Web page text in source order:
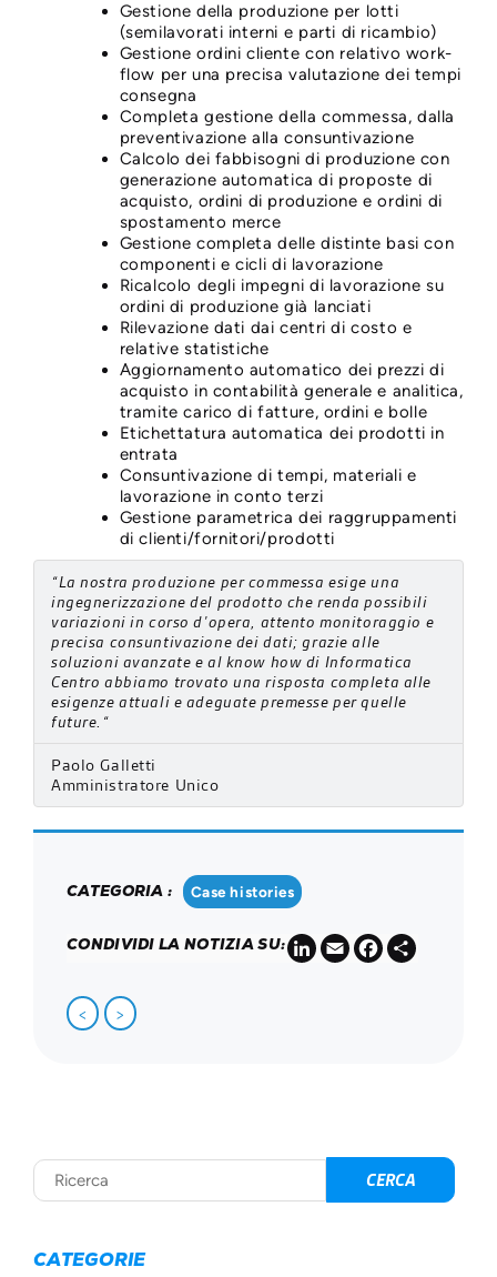
Gestione della produzione per lotti
(semilavorati interni e parti di ricambio)
Gestione ordini cliente con relativo work-
flow per una precisa valutazione dei tempi
consegna
Completa gestione della commessa, dalla
preventivazione alla consuntivazione
Calcolo dei fabbisogni di produzione con
generazione automatica di proposte di
acquisto, ordini di produzione e ordini di
spostamento merce
Gestione completa delle distinte basi con
componenti e cicli di lavorazione
Ricalcolo degli impegni di lavorazione su
ordini di produzione già lanciati
Rilevazione dati dai centri di costo e
relative statistiche
Aggiornamento automatico dei prezzi di
acquisto in contabilità generale e analitica,
tramite carico di fatture, ordini e bolle
Etichettatura automatica dei prodotti in
entrata
Consuntivazione di tempi, materiali e
lavorazione in conto terzi
Gestione parametrica dei raggruppamenti
di clienti/fornitori/prodotti
“La nostra produzione per commessa esige una
ingegnerizzazione del prodotto che renda possibili
variazioni in corso d’opera, attento monitoraggio e
precisa consuntivazione dei dati; grazie alle
soluzioni avanzate e al know how di Informatica
Centro abbiamo trovato una risposta completa alle
esigenze attuali e adeguate premesse per quelle
future.“
Paolo Galletti
Amministratore Unico
CATEGORIA : Case histories
CONDIVIDI LA NOTIZIA SU: LinkedIn
EmailFacebook
< >
CATEGORIE